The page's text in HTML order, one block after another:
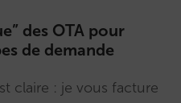
des OTA pour
de demande
claire : je vous facture